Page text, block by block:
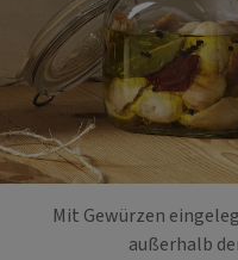
Mit Gewürzen
außerhalb